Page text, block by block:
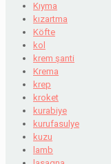
Kıyma
kızartma
Köfte
kol
krem şanti
Krema
krep
kroket
kurabiye
kurufasulye
kuzu
lamb